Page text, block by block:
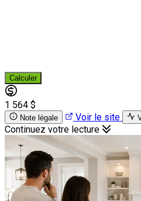
Calculer
1 564 $
Note légale Voir le site
Continuez votre lecture